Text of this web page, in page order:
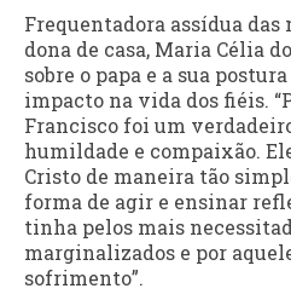
Frequentadora assídua das
dona de casa, Maria Célia
sobre o papa e a sua
impacto na vida dos fiéis.
Francisco foi um
humildade e compaixão.
Cristo de maneira tão
forma de agir e ensinar
tinha pelos mais
marginalizados e por
sofrimento”.